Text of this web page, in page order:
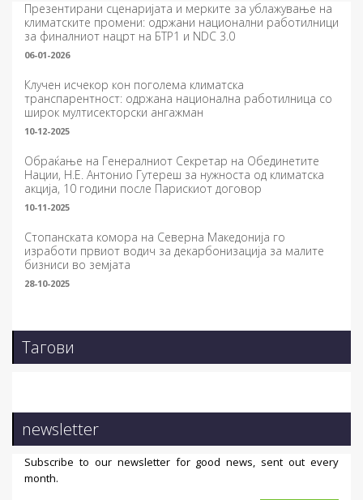
Презентирани сценаријата и мерките за ублажување на
климатските промени: одржани национални работилници
за финалниот нацрт на БТР1 и NDC 3.0
06-01-2026
Клучен исчекор кон поголема климатска
транспарентност: одржана национална работилница со
широк мултисекторски ангажман
10-12-2025
Обраќање на Генералниот Секретар на Обединетите
Нации, Н.Е. Антонио Гутереш за нужноста од климатска
акција, 10 години после Парискиот договор
10-11-2025
Стопанската комора на Северна Македонија го
изработи првиот водич за декарбонизација за малите
бизниси во земјата
28-10-2025
Тагови
newsletter
Subscribe to our newsletter for good news, sent out every
month.